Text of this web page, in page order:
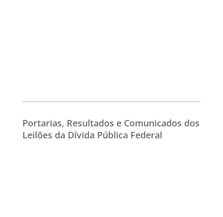
Portarias, Resultados e Comunicados dos
Leilões da Dívida Pública Federal